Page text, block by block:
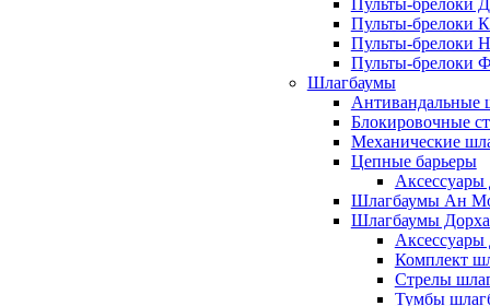
Пульты-брелоки
Пульты-брелоки
Пульты-брелоки
Пульты-брелоки
Шлагбаумы
Антивандальные
Блокировочные
Механические
Цепные барьеры
Аксессуары
Шлагбаумы Ан
Шлагбаумы
Комплект
Стрелы
Тумбы